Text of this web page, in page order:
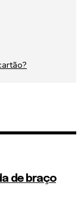
de braço